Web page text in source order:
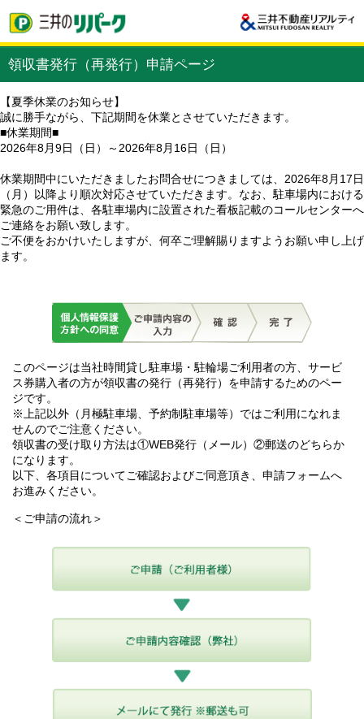
領収書発行（再発行）申請ページ
【夏季休業のお知らせ】
誠に勝手ながら、下記期間を休業とさせていただきます。
■休業期間■
2026年8月9日（日）～2026年8月16日（日）
休業期間中にいただきましたお問合せにつきましては、2026年8月17日
（月）以降より順次対応させていただきます。なお、駐車場内における
緊急のご用件は、各駐車場内に設置された看板記載のコールセンターへ
ご連絡をお願い致します。
ご不便をおかけいたしますが、何卒ご理解賜りますようお願い申し上げ
ます。
このページは当社時間貸し駐車場・駐輪場ご利用者の方、サービ
ス券購入者の方が領収書の発行（再発行）を申請するためのペー
ジです。
※上記以外（月極駐車場、予約制駐車場等）ではご利用になれま
せんのでご注意ください。
領収書の受け取り方法は①WEB発行（メール）②郵送のどちらか
になります。
以下、各項目についてご確認およびご同意頂き、申請フォームへ
お進みください。
＜ご申請の流れ＞